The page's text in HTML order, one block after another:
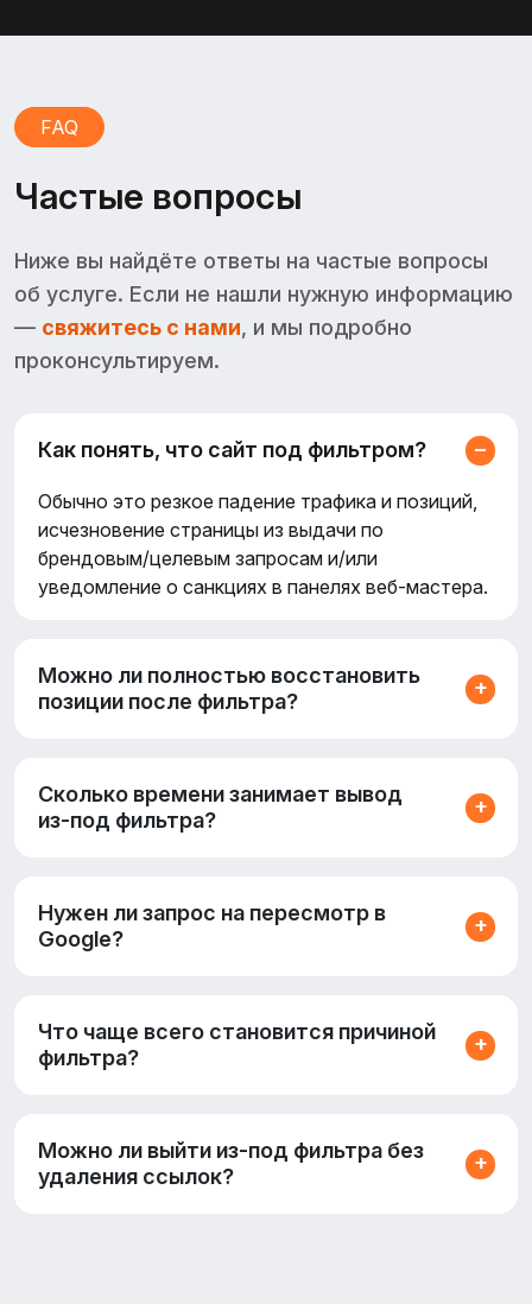
FAQ
Частые вопросы
Ниже вы найдёте ответы на частые вопросы
об услуге. Если не нашли нужную информацию
— свяжитесь с нами, и мы подробно
проконсультируем.
Как понять, что сайт под фильтром?
Обычно это резкое падение трафика и позиций,
исчезновение страницы из выдачи по
брендовым/целевым запросам и/или
уведомление о санкциях в панелях веб‑мастера.
Можно ли полностью восстановить
позиции после фильтра?
Сколько времени занимает вывод
из‑под фильтра?
Нужен ли запрос на пересмотр в
Google?
Что чаще всего становится причиной
фильтра?
Можно ли выйти из‑под фильтра без
удаления ссылок?